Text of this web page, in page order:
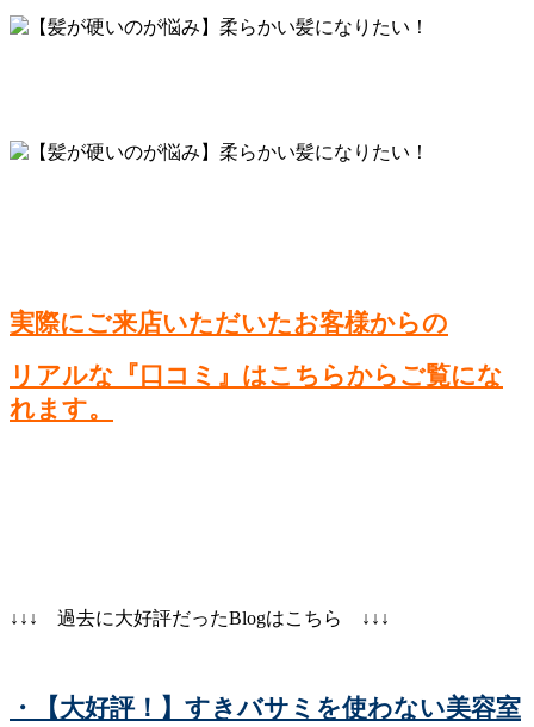
実際にご来店いただいたお客様からの
リアルな『口コミ』はこちらからご覧にな
れます。
↓↓↓ 過去に大好評だったBlogはこちら ↓↓↓
・【大好評！】すきバサミを使わない美容室